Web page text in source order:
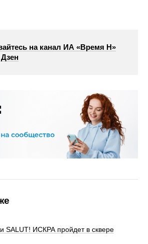
на канал ИА «Время Н»
SALUT! ИСКРА пройдет в сквере